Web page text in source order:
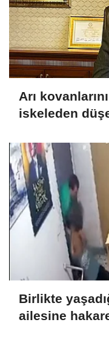
Arı
iskeleden
Birlikte
ailesine